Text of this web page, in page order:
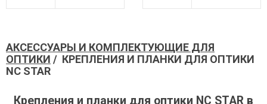
АКСЕССУАРЫ И КОМПЛЕКТУЮЩИЕ ДЛЯ
ОПТИКИ / КРЕПЛЕНИЯ И ПЛАНКИ ДЛЯ ОПТИКИ
NC STAR
Крепления и планки для оптики NC STAR в